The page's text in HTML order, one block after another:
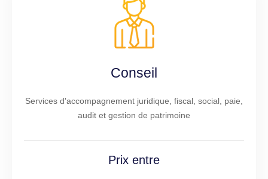
Conseil
Services d'accompagnement juridique, fiscal, social, paie,
audit et gestion de patrimoine
Prix entre